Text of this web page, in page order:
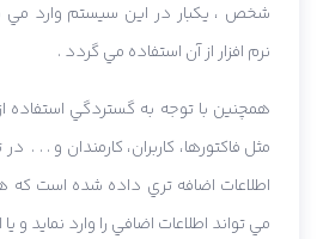
شخص ، يکبار در اين سيستم وارد
نرم افزار از آن استفاده مي گردد .
همچنين با توجه به گستردگي استفاده
مثل فاکتورها، کاربران، کارمندان و . .
اطلاعات اضافه تري داده شده است که هر
مي تواند اطلاعات اضافي را وارد نمايد و